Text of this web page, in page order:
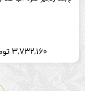
3,732,160